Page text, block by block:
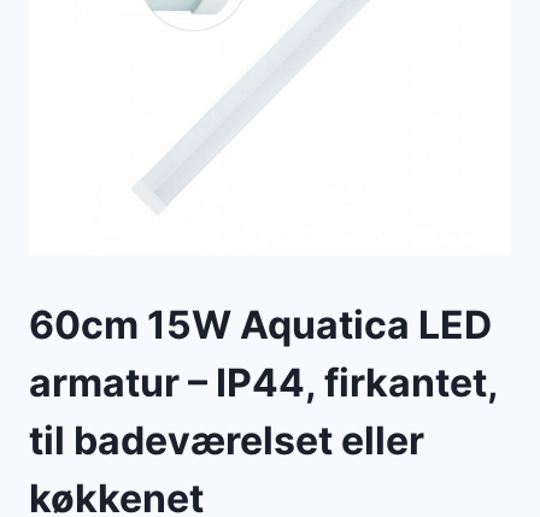
60cm 15W Aquatica LED
armatur – IP44, firkantet,
til badeværelset eller
køkkenet